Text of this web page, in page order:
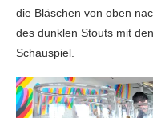
die Bläschen von oben
des dunklen Stouts mit
Schauspiel.